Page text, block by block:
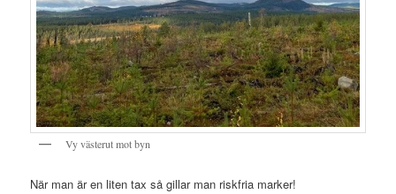
Vy västerut mot byn
När man är en liten tax så gillar man riskfria marker!